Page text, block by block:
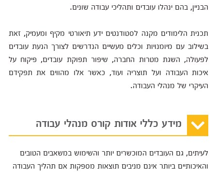
הבניין, בהם ינהלו עובדים ותהליכי עבודה שונים.
תכנית הלימודים מקנה לסטודנטים ידע תיאורטי מקיף ומעמיק, זאת
בשילוב עם מיומנויות וכלים מעשיים הנדרשים לצורך הנעת עובדים
לפעולה, השגת מטרות החברה, שיפור תפוקת עובדים, פיקוח על
איכות העבודה ועל תוצריה ועוד, כאשר אלו מהווים את תפקידם
העיקרי של מנהלי העבודה.
מידע כללי אודות קורס מנהלי עבודה
לעיתים, גם העובדים המוכשרים יותר והשימוש במשאבים הטובים
והאיכותיים ביותר אינם מניבים תוצאות מספקות אם תהליך העבודה